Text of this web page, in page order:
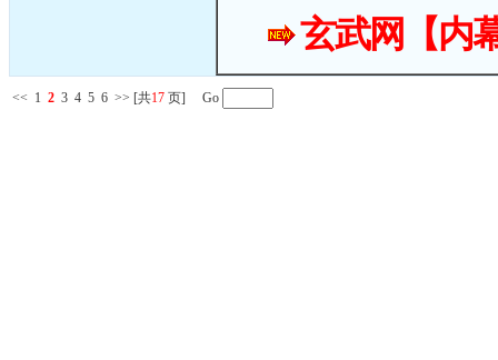
玄武网【内
<< 1 2 3 4 5 6 >> [共17 页] Go